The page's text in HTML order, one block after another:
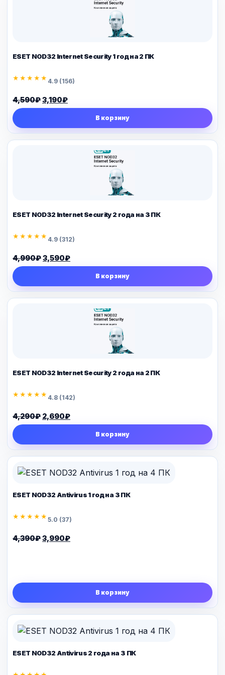
ESET NOD32 Internet Security 1 год на 2 ПК
★★★★★ 4.9 (156)
4,590₽Первоначальная
цена
4,590₽.
3,190₽Текущая
цена:
В корзину
ESET NOD32 Internet Security 2 года на 3 ПК
★★★★★ 4.9 (312)
4,990₽Первоначальная
цена
4,990₽.
3,590₽Текущая
цена:
3,590₽.В корзину
ESET NOD32 Internet Security 2 года на 2 ПК
★★★★★ 4.8 (142)
4,290₽ Первоначальная
цена
4,290₽.
2,690₽Текущая
цена:
2,690₽.В корзину
ESET NOD32 Antivirus 1 год на 3 ПК
★★★★★ 5.0 (37)
4,390₽Первоначальная
3,990₽Текущая
В корзину
ESET NOD32 Antivirus 2 года на 3 ПК